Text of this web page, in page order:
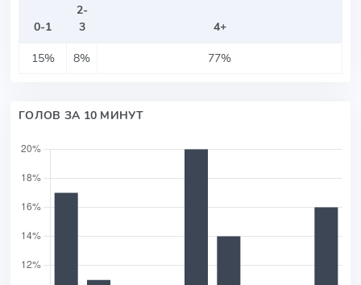
0-1
2-
3
4+
15%
8% 77%
ГОЛОВ ЗА 10 МИНУТ